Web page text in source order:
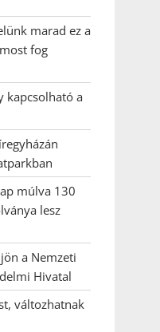
marad ez a
fog
kapcsolható a
múlva 130
lesz
a Nemzeti
Hivatal
változhatnak